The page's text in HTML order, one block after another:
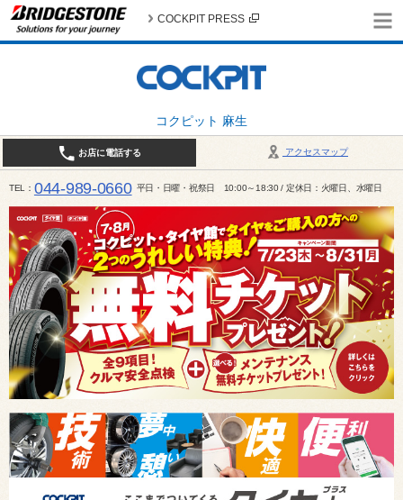
コクピット 麻生
COCKPIT PRESS
アクセスマップ
お店に電話する
TEL 044-989-0660 平日・日曜・祝祭日 10:00～18:30 / 定休日：火曜日、水曜日